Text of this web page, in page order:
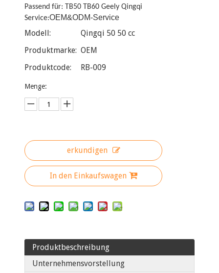
Passend für: TB50 TB60 Geely Qingqi
Service:OEM&ODM-Service
Modell:
Qingqi 50 50 cc
Produktmarke: OEM
Produktcode:
RB-009
Menge:
erkundigen
In den Einkaufswagen
Produktbeschreibung
Unternehmensvorstellung